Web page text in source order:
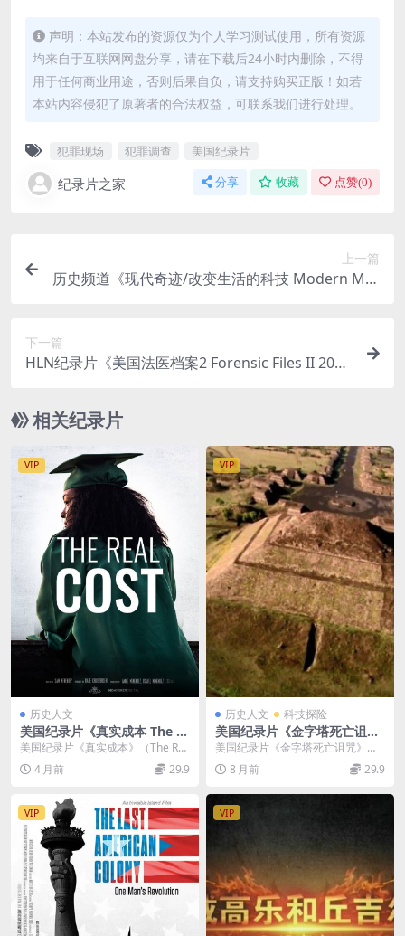
声明：本站发布的资源仅为个人学习测试使用，所有资源
均来自于互联网网盘分享，请在下载后24小时内删除，不得
用于任何商业用途，否则后果自负，请支持购买正版！如若
本站内容侵犯了原著者的合法权益，可联系我们进行处理。
犯罪现场 犯罪调查 美国纪录片
纪录片之家 分享 收藏 点赞(0)
上一篇
历史频道《现代奇迹/改变生活的科技 Modern Mar
下一篇
HLN纪录片《美国法医档案2 Forensic Files II 202
P/MP4/49.2G 法医档案
相关纪录片
VIP
历史人文
美国纪录片《真实成本 The R
eal Cost 2023》英语中英双
字 官方纯净版 1080P/MKV/4.
72G 学生债务危机
美国纪录片《真实成本》（The Re
al Cost 2023） 美国纪录片《真
实...4 月前 29.9
VIP
历史人文 科技探险
美国纪录片《金字塔死亡诅
咒》英语中字 1080P/MP4/59
美国纪录片《金字塔死亡诅咒》介
绍 美国出品的纪录片《金字塔死亡
诅咒》，以 “探秘...
8 月前 29.9
VIP VIP